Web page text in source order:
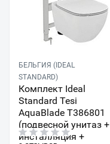
БЕЛЬГИЯ (IDEAL
STANDARD)
Комплект Ideal
Standard Tesi
AquaBlade T386801
(подвесной унитаз +
инсталляция +